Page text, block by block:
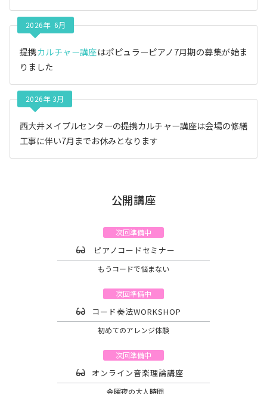
2026年 6月
提携カルチャー講座はポピュラーピアノ7月期の募集が始ま
りました
2026年 3月
西大井メイプルセンターの提携カルチャー講座は会場の修繕
工事に伴い7月までお休みとなります
公開講座
次回準備中
ピアノコードセミナー
もうコードで悩まない
次回準備中
コード奏法WORKSHOP
初めてのアレンジ体験
次回準備中
オンライン音楽理論講座
金曜夜の大人時間